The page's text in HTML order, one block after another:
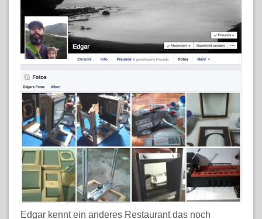
Edgar kennt ein anderes Restaurant das noch